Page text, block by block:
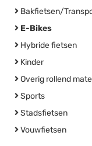
Bakfietsen/
E-Bikes
Hybride fietsen
Kinder
Overig rollend
Sports
Stadsfietsen
Vouwfietsen